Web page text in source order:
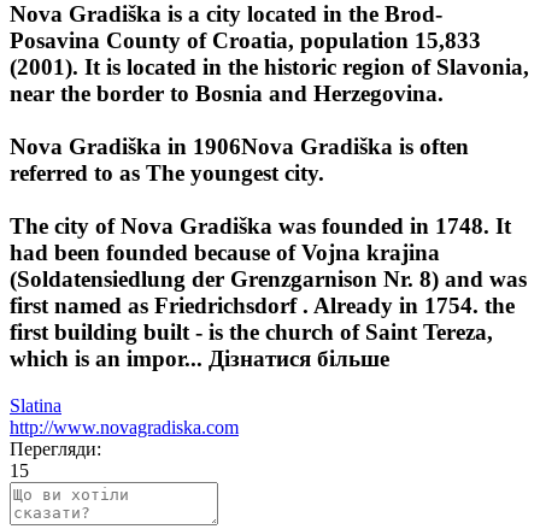
Nova Gradiška is a city located in the Brod-
Posavina County of Croatia, population 15,833
(2001). It is located in the historic region of Slavonia,
near the border to Bosnia and Herzegovina.
Nova Gradiška in 1906Nova Gradiška is often
referred to as The youngest city.
The city of Nova Gradiška was founded in 1748. It
had been founded because of Vojna krajina
(Soldatensiedlung der Grenzgarnison Nr. 8) and was
first named as Friedrichsdorf . Already in 1754. the
first building built - is the church of Saint Tereza,
which is an impor... Дізнатися більше
Slatina
http://www.novagradiska.com
Перегляди:
15